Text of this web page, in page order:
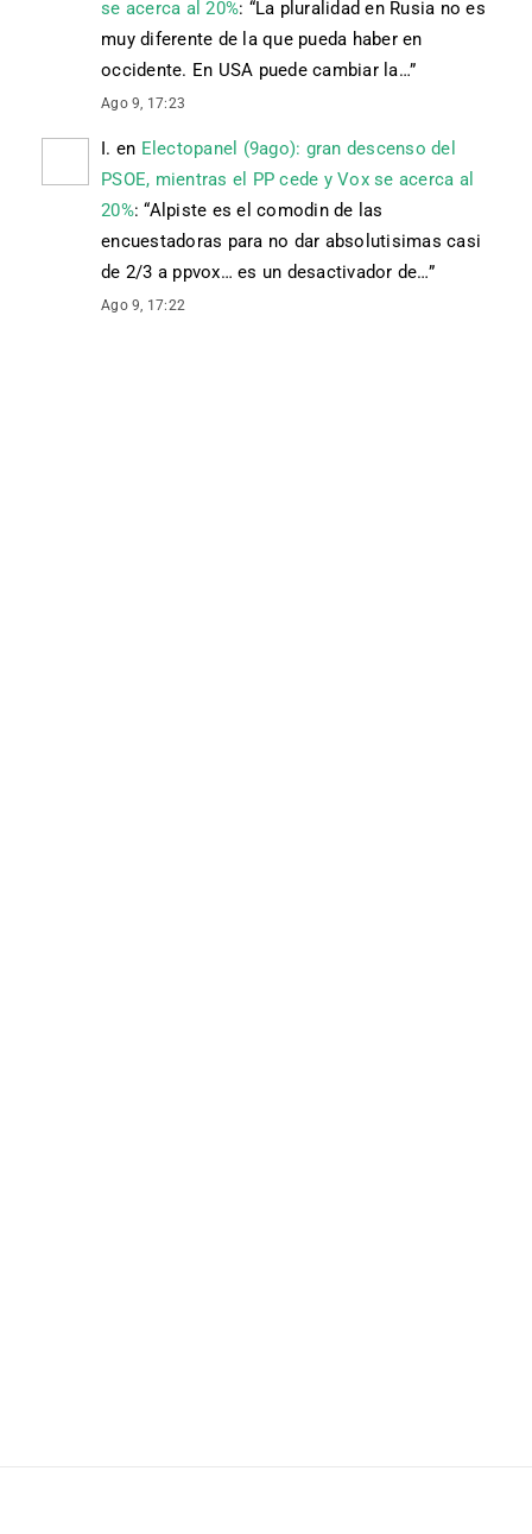
se acerca al 20%: “La pluralidad en Rusia no es
muy diferente de la que pueda haber en
occidente. En USA puede cambiar la…”
Ago 9, 17:23
I. en Electopanel (9ago): gran descenso del
PSOE, mientras el PP cede y Vox se acerca al
20%: “Alpiste es el comodin de las
encuestadoras para no dar absolutisimas casi
de 2/3 a ppvox… es un desactivador de…”
Ago 9, 17:22